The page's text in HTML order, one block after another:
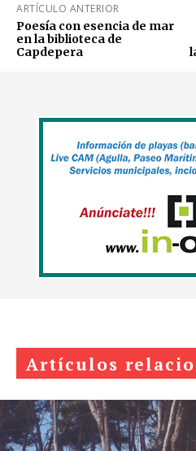
ARTÍCULO ANTERIOR
Poesía con esencia de mar
en la biblioteca de
Capdepera
Artículos